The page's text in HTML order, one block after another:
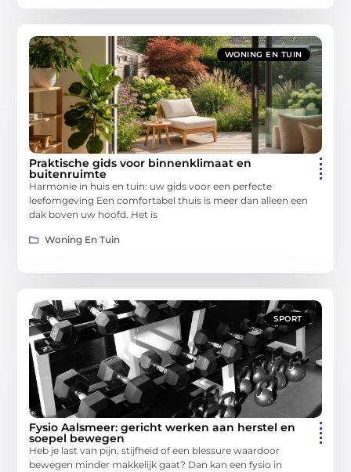
WONING EN TUIN
Praktische gids voor binnenklimaat en
buitenruimte
Harmonie in huis en tuin: uw gids voor een perfecte
leefomgeving Een comfortabel thuis is meer dan alleen een
dak boven uw hoofd. Het is
Woning En Tuin
SPORT
Fysio Aalsmeer: gericht werken aan herstel en
soepel bewegen
Heb je last van pijn, stijfheid of een blessure waardoor
bewegen minder makkelijk gaat? Dan kan een fysio in